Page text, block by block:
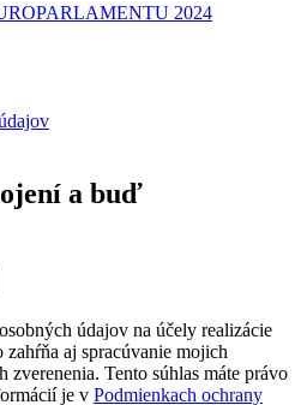
2024
a buď
údajov na účely realizácie
aj spracúvanie mojich
Tento súhlas máte právo
je v Podmienkach ochrany